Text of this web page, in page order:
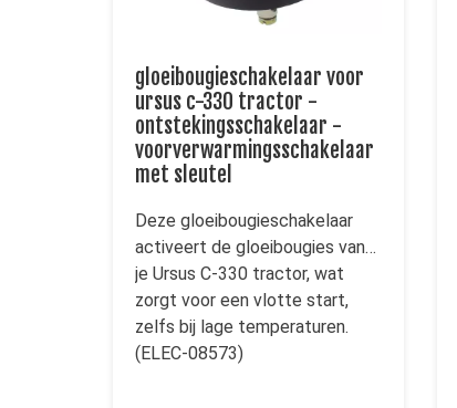
gloeibougieschakelaar voor
ursus c-330 tractor -
ontstekingsschakelaar -
voorverwarmingsschakelaar
met sleutel
Deze gloeibougieschakelaar
activeert de gloeibougies van
je Ursus C-330 tractor, wat
zorgt voor een vlotte start,
zelfs bij lage temperaturen.
(ELEC-08573)